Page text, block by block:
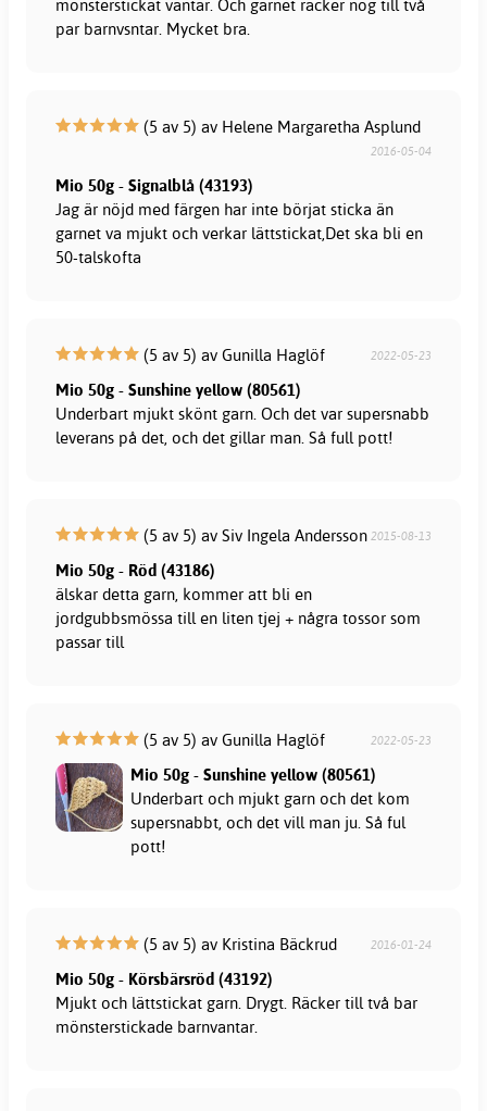
mönsterstickat vantar. Och garnet räcker nog till två
par barnvsntar. Mycket bra.
(5 av 5) av Helene Margaretha Asplund
2016-05-04
Mio 50g - Signalblå (43193)
Jag är nöjd med färgen har inte börjat sticka än
garnet va mjukt och verkar lättstickat,Det ska bli en
50-talskofta
(5 av 5) av Gunilla Haglöf 2022-05-23
Mio 50g - Sunshine yellow (80561)
Underbart mjukt skönt garn. Och det var supersnabb
leverans på det, och det gillar man. Så full pott!
(5 av 5) av Siv Ingela Andersson 2015-08-13
Mio 50g - Röd (43186)
älskar detta garn, kommer att bli en
jordgubbsmössa till en liten tjej + några tossor som
passar till
(5 av 5) av Gunilla Haglöf 2022-05-23
Mio 50g - Sunshine yellow (80561)
Underbart och mjukt garn och det kom
supersnabbt, och det vill man ju. Så ful
pott!
(5 av 5) av Kristina Bäckrud 2016-01-24
Mio 50g - Körsbärsröd (43192)
Mjukt och lättstickat garn. Drygt. Räcker till två bar
mönsterstickade barnvantar.